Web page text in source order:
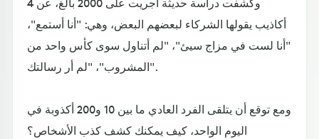
أكاذيب يقولها الشركاء لبعضهم البعض، وهي: "أنا أستمع"،
"أنا لست في مزاج سيئ"، "لم أتناول سوى كأس واحد من
المشروب"، "لم أر رسالتك".
ومع توقع أن يتلقى الفرد العادي ما بين 10 و200 أكذوبة في
اليوم الواحد، كيف يمكنك كشف كذب الأشخاص؟